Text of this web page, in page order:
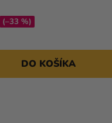
(–33 %)
DO KOŠÍKA